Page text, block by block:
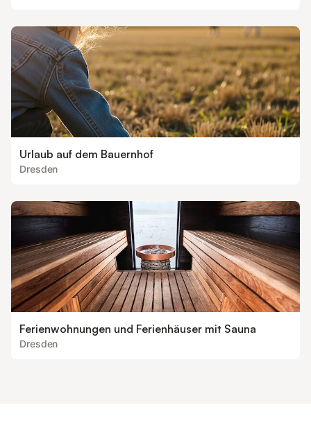
Urlaub auf dem Bauernhof
Dresden
Ferienwohnungen und Ferienhäuser mit Sauna
Dresden